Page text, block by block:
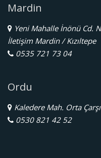
Mardin
Yeni Mahalle İnönü Cd.
İletişim Mardin / Kızıltepe
0535 721 73 04
Ordu
Kaledere Mah. Orta
0530 821 42 52